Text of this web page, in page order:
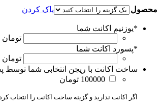
محصول پاک کردن
*یوزنیم اکانت شما
تومان
*پسورد اکانت شما
تومان
ساخت اکانت با ریجن انتخابی شما توسط
100000 تومان
اگر اکانت ندارید و گزینه ساخت اکانت را انتخاب کرده‌اید،